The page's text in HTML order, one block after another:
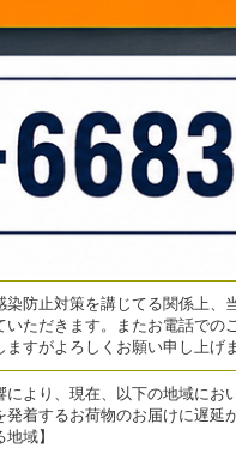
染防止対策を講じてる関係上
ただきます。またお電話で
すがよろしくお願い申し上げま
より、現在、以下の地域にお
着するお荷物のお届けに遅延
域】